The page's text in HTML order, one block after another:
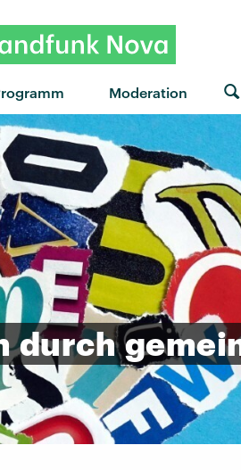
Moderation
"Comfortable" von Moli ·
durch